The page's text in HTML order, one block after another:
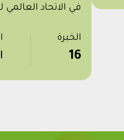
في الاتحاد
الخبرة
16